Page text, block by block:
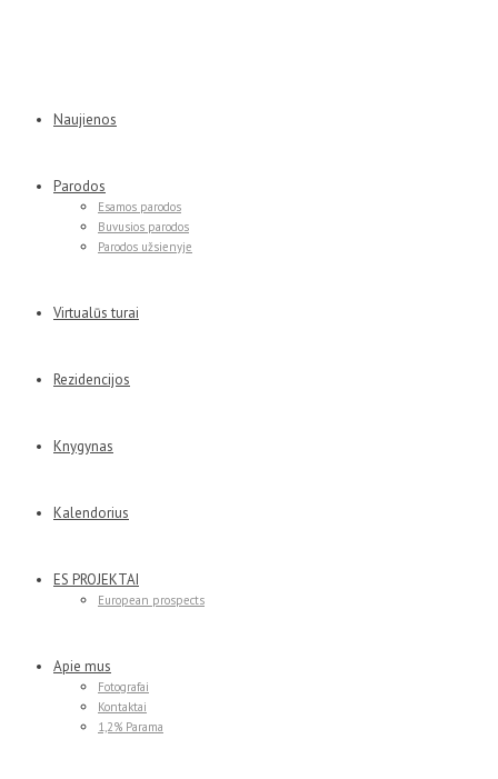
Naujienos
Parodos
Esamos parodos
Buvusios parodos
Parodos užsienyje
Virtualūs turai
Rezidencijos
Knygynas
Kalendorius
ES PROJEKTAI
European prospects
Apie mus
Fotografai
Kontaktai
1,2% Parama